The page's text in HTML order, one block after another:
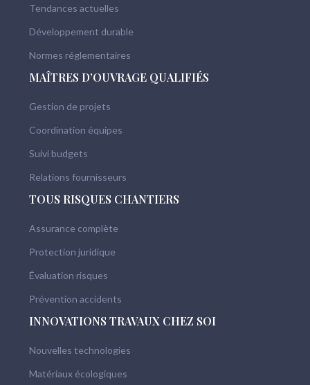
Tendances actuelles
Développement durable
Normes réglementaires
MAÎTRES D’OUVRAGE QUALIFIÉS
Gestion de projets
Coordination équipes
Suivi budgets
Relations fournisseurs
TOUS RISQUES CHANTIERS
Assurance complète
Protection juridique
Évaluation risques
Prévention accidents
INNOVATIONS TRAVAUX CHEZ SOI
Nouvelles technologies
Matériaux écologiques